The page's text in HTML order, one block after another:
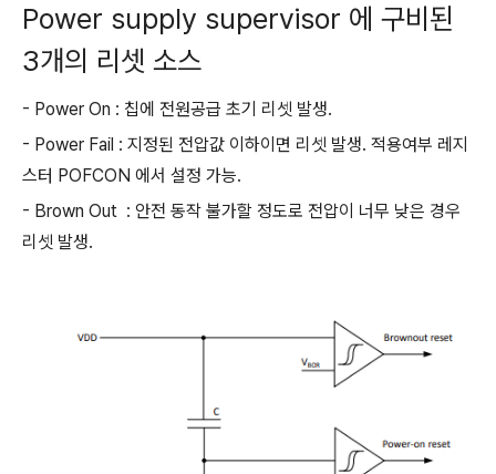
Power supply supervisor 에 구비된
3개의 리셋 소스
- Power On : 칩에 전원공급 초기 리셋 발생.
- Power Fail : 지정된 전압값 이하이면 리셋 발생. 적용여부 레지
스터 POFCON 에서 설정 가능.
- Brown Out : 안전 동작 불가할 정도로 전압이 너무 낮은 경우
리셋 발생.